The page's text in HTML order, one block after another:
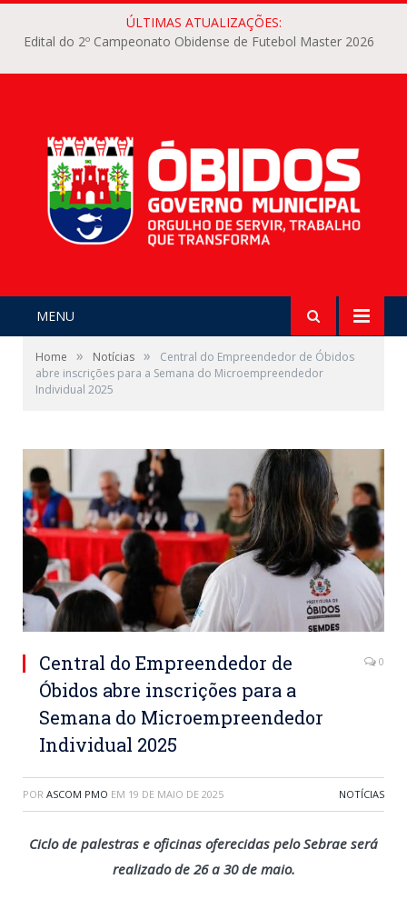
ÚLTIMAS ATUALIZAÇÕES:
Edital do 2º Campeonato Obidense de Futebol Master 2026
MENU
Home » Notícias »
Central do Empreendedor de Óbidos
abre inscrições para a Semana do Microempreendedor
Individual 2025
Central do Empreendedor de
Óbidos abre inscrições para a
Semana do Microempreendedor
Individual 2025
0
POR ASCOM PMO EM 19 DE MAIO DE 2025 NOTÍCIAS
Ciclo de palestras e oficinas oferecidas pelo Sebrae será
realizado de 26 a 30 de maio.